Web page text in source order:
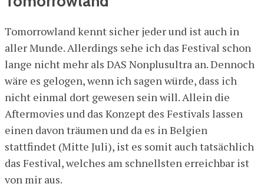
Tomorrowland kennt sicher jeder und ist auch in
aller Munde. Allerdings sehe ich das Festival schon
lange nicht mehr als DAS Nonplusultra an. Dennoch
wäre es gelogen, wenn ich sagen würde, dass ich
nicht einmal dort gewesen sein will. Allein die
Aftermovies und das Konzept des Festivals lassen
einen davon träumen und da es in Belgien
stattfindet (Mitte Juli), ist es somit auch tatsächlich
das Festival, welches am schnellsten erreichbar ist
von mir aus.